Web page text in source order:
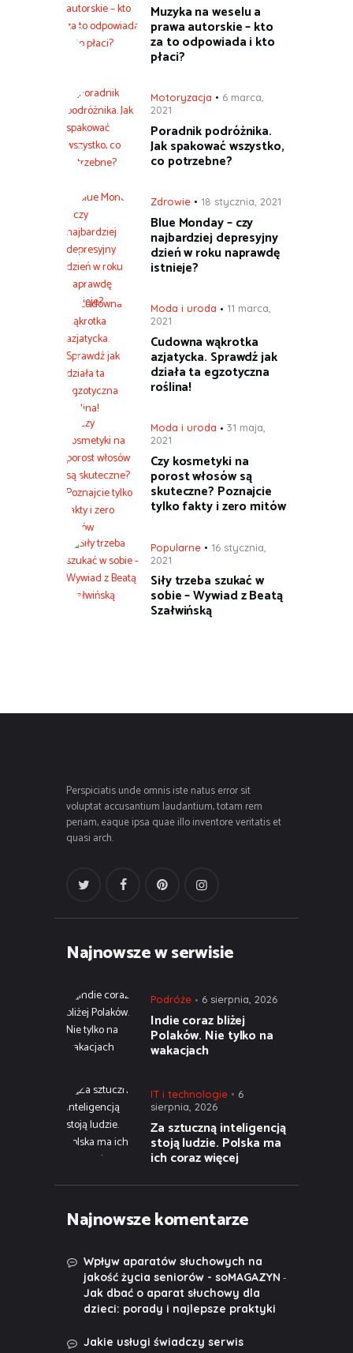
Muzyka na weselu a
prawa autorskie – kto
za to odpowiada i kto
płaci?
Motoryzacja
6 marca,
2021
Poradnik podróżnika.
Jak spakować wszystko,
co potrzebne?
Zdrowie 18 stycznia, 2021
Blue Monday – czy
najbardziej depresyjny
dzień w roku naprawdę
istnieje?
Moda i uroda
11 marca,
2021
Cudowna wąkrotka
azjatycka. Sprawdź jak
działa ta egzotyczna
roślina!
Moda i uroda
31 maja,
2021
Czy kosmetyki na
porost włosów są
skuteczne? Poznajcie
tylko fakty i zero mitów
Popularne
16 stycznia,
2021
Siły trzeba szukać w
sobie – Wywiad z Beatą
Szałwińską
Perspiciatis unde omnis iste natus error sit
voluptat accusantium laudantium, totam rem
periam, eaque ipsa quae illo inventore veritatis et
quasi arch.
Najnowsze w serwisie
Podróże 6 sierpnia, 2026
Indie coraz bliżej
Polaków. Nie tylko na
wakacjach
IT i technologie
6
sierpnia, 2026
Za sztuczną inteligencją
stoją ludzie. Polska ma
ich coraz więcej
Najnowsze komentarze
Wpływ aparatów słuchowych na
jakość życia seniorów - soMAGAZYN -
Jak dbać o aparat słuchowy dla
dzieci: porady i najlepsze praktyki
Jakie usługi świadczy serwis